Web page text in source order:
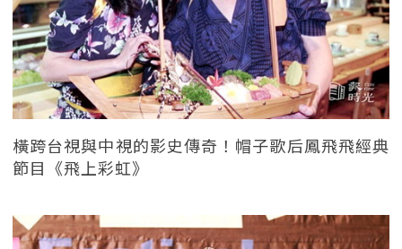
橫跨台視與中視的影史傳奇！帽子歌后鳳飛飛經典
節目《飛上彩虹》